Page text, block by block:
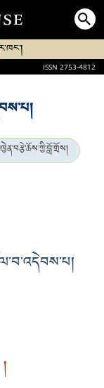
ISSN 2753-4812